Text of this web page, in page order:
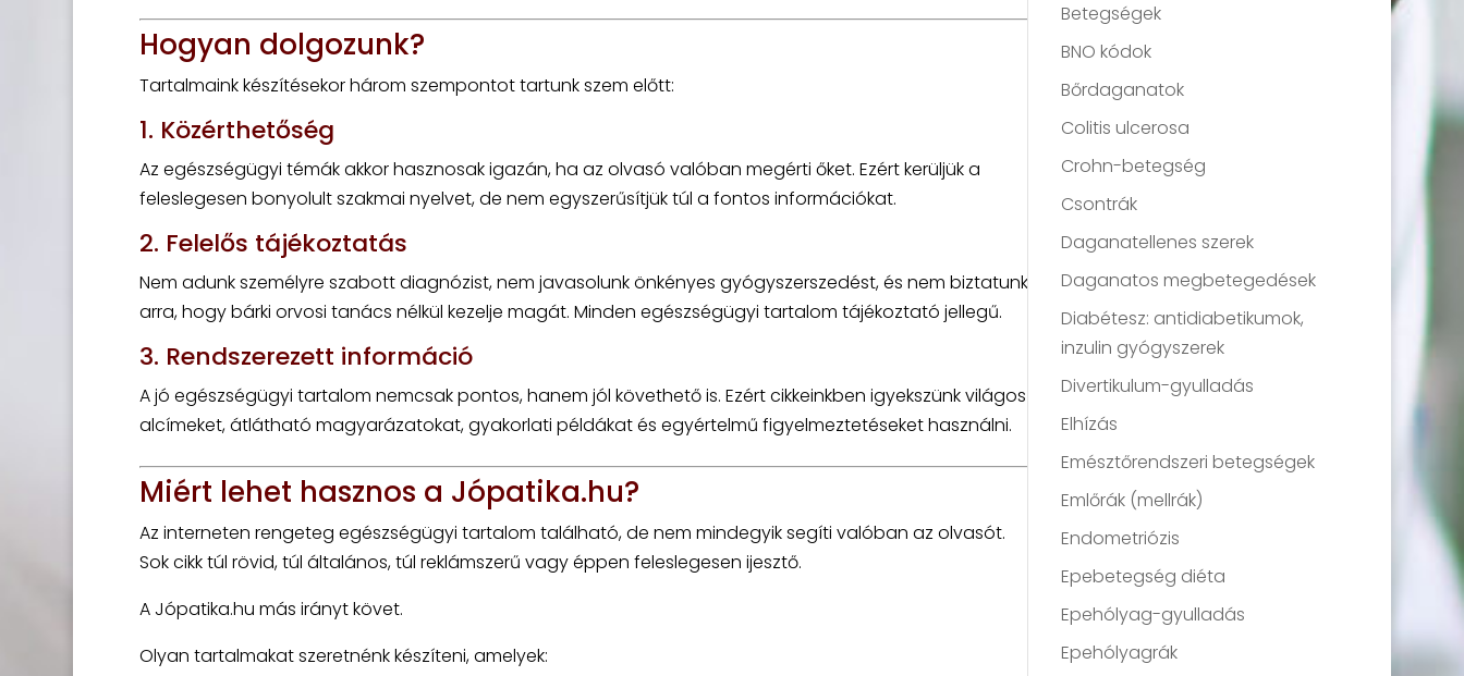
Hogyan dolgozunk?
Tartalmaink készítésekor három szempontot tartunk szem előtt:
1. Közérthetőség
Az egészségügyi témák akkor hasznosak igazán, ha az olvasó valóban megérti őket. Ezért kerüljük a
feleslegesen bonyolult szakmai nyelvet, de nem egyszerűsítjük túl a fontos információkat.
2. Felelős tájékoztatás
Nem adunk személyre szabott diagnózist, nem javasolunk önkényes gyógyszerszedést, és nem biztatunk
arra, hogy bárki orvosi tanács nélkül kezelje magát. Minden egészségügyi tartalom tájékoztató jellegű.
3. Rendszerezett információ
A jó egészségügyi tartalom nemcsak pontos, hanem jól követhető is. Ezért cikkeinkben igyekszünk világos
alcímeket, átlátható magyarázatokat, gyakorlati példákat és egyértelmű figyelmeztetéseket használni.
Miért lehet hasznos a Jópatika.hu?
Az interneten rengeteg egészségügyi tartalom található, de nem mindegyik segíti valóban az olvasót.
Sok cikk túl rövid, túl általános, túl reklámszerű vagy éppen feleslegesen ijesztő.
A Jópatika.hu más irányt követ.
Olyan tartalmakat szeretnénk készíteni, amelyek:
Betegségek
BNO kódok
Bőrdaganatok
Colitis ulcerosa
Crohn-betegség
Csontrák
Daganatellenes szerek
Daganatos megbetegedések
Diabétesz: antidiabetikumok,
inzulin gyógyszerek
Divertikulum-gyulladás
Elhízás
Emésztőrendszeri betegségek
Emlőrák (mellrák)
Endometriózis
Epebetegség diéta
Epehólyag-gyulladás
Epehólyagrák